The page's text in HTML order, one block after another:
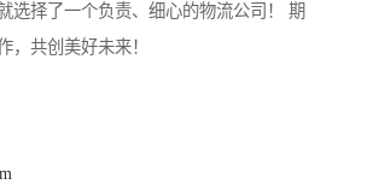
选择了一个负责、细心的物流公司！ 期
，共创美好未来！